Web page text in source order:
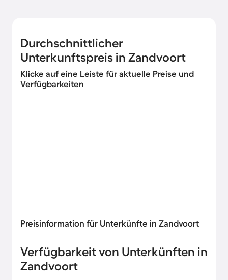
Durchschnittlicher
Unterkunftspreis in Zandvoort
Klicke auf eine Leiste für aktuelle Preise und
Verfügbarkeiten
Preisinformation für Unterkünfte in Zandvoort
Verfügbarkeit von Unterkünften in
Zandvoort